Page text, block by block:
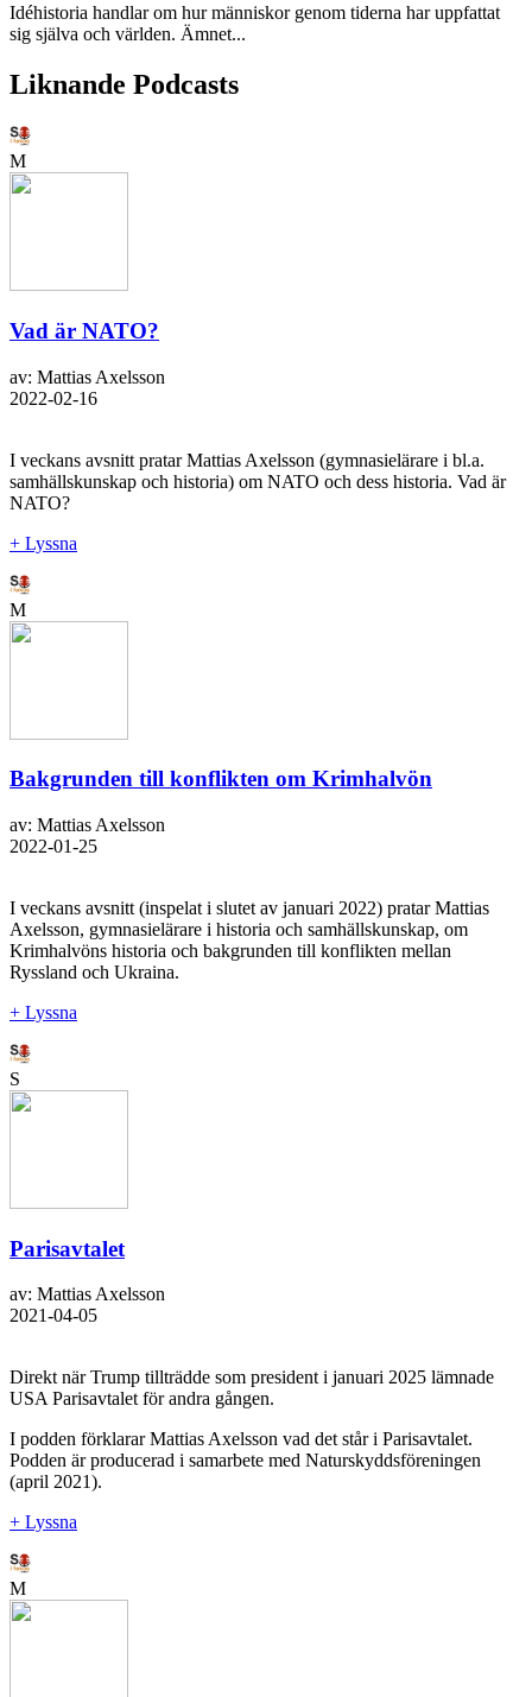
Idéhistoria handlar om hur människor genom tiderna har uppfattat
sig själva och världen. Ämnet...
Liknande Podcasts
M
Vad är NATO?
av: Mattias Axelsson
2022-02-16
I veckans avsnitt pratar Mattias Axelsson (gymnasielärare i bl.a.
samhällskunskap och historia) om NATO och dess historia. Vad är
NATO?
+ Lyssna
M
Bakgrunden till konflikten om Krimhalvön
av: Mattias Axelsson
2022-01-25
I veckans avsnitt (inspelat i slutet av januari 2022) pratar Mattias
Axelsson, gymnasielärare i historia och samhällskunskap, om
Krimhalvöns historia och bakgrunden till konflikten mellan
Ryssland och Ukraina.
+ Lyssna
S
Parisavtalet
av: Mattias Axelsson
2021-04-05
Direkt när Trump tillträdde som president i januari 2025 lämnade
USA Parisavtalet för andra gången.
I podden förklarar Mattias Axelsson vad det står i Parisavtalet.
Podden är producerad i samarbete med Naturskyddsföreningen
(april 2021).
+ Lyssna
M